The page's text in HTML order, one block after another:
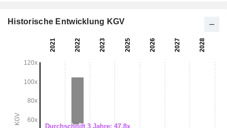
Historische Entwicklung KGV